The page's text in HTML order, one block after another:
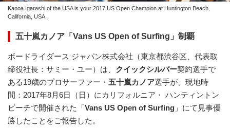
Kanoa Igarashi of the USA is your 2017 US Open Champion at Huntington Beach,
California, USA.
五十嵐カノア「Vans US Open of Surfing」制覇
ボードライダース ジャパン株式会社（東京都渋谷区、代表取
締役社長：サミー・ユー）は、 クイックシルバー契約選手で
ある19歳のプロサーファー・ 五十嵐カノア選手が、現地時
間：2017年8月6日（日）にカリフォルニア・ ハンティントン
ビーチで開催された「Vans US Open of Surfing 」にて見事優
勝したことをご報告した。